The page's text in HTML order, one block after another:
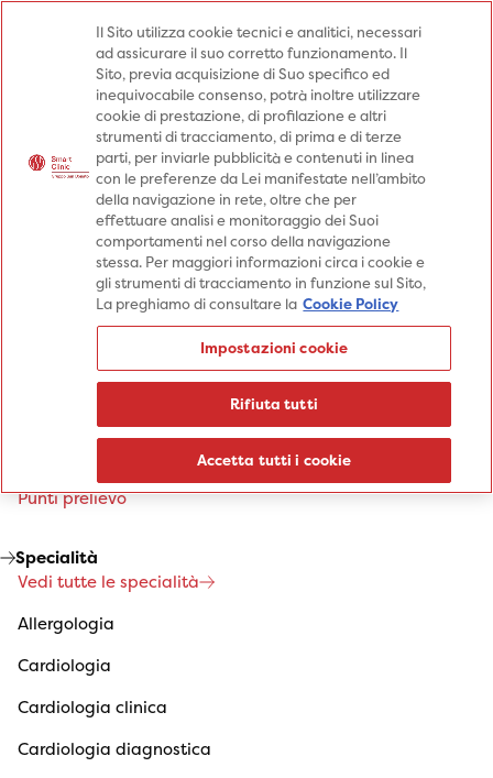
Prenota una visita
Prenota una visita
Specialità
Prestazioni
Patologie
Informazioni
Punti prelievo
Specialità
Vedi tutte le specialità
Allergologia
Cardiologia
Cardiologia clinica
Cardiologia diagnostica
Medici Punti prelievo
Specialità
Prestazioni
Patologie
Sedi
Percorsi
Informazioni
Prenota una visita
Prenota una visita
Il Sito utilizza cookie tecnici e analitici, necessari
ad assicurare il suo corretto funzionamento. Il
Sito, previa acquisizione di Suo specifico ed
inequivocabile consenso, potrà inoltre utilizzare
cookie di prestazione, di profilazione e altri
strumenti di tracciamento, di prima e di terze
parti, per inviarle pubblicità e contenuti in linea
con le preferenze da Lei manifestate nell’ambito
della navigazione in rete, oltre che per
effettuare analisi e monitoraggio dei Suoi
comportamenti nel corso della navigazione
stessa. Per maggiori informazioni circa i cookie e
gli strumenti di tracciamento in funzione sul Sito,
La preghiamo di consultare la Cookie Policy
Impostazioni cookie
Rifiuta tutti
Accetta tutti i cookie